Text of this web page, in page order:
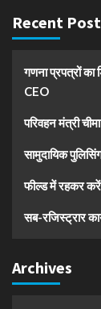
Recent
गणना प्रपत्रों
CEO
परिवहन मंत्री
सामुदायिक
फील्ड में रहकर करें
सब-रजिस्ट्रार
Archives